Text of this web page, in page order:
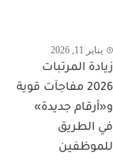
يناير 11, 2026
زيادة المرتبات
2026 مفاجآت قوية
و«أرقام جديدة»
في الطريق
للموظفين